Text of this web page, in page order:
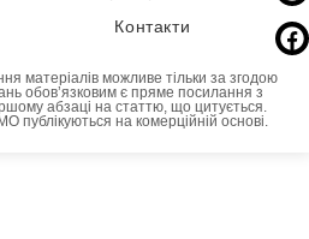
Контакти
матеріалів можливе тільки за згодою
обовʼязковим є пряме посилання з
абзаці на статтю, що цитується.
публікуються на комерційній основі.